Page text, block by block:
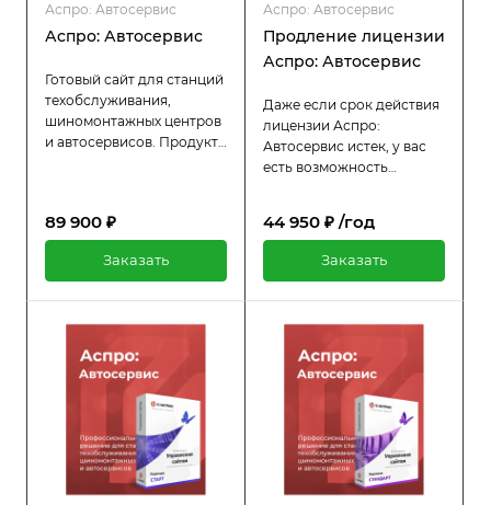
Аспро: Автосервис
Аспро: Автосервис
Готовый сайт для станций
техобслуживания,
шиномонтажных центров
и автосервисов. Продукт
Дизайн и функционал
готового решения
созданы с учетом
89 900 ₽
Заказать
Аспро: Автосервис
Продление лицензии
Аспро: Автосервис
Даже если срок действия
лицензии Аспро:
Автосервис истек, у вас
есть возможность
оригинальной цены. Пока
обновлениями и
технической поддержкой.
44 950 ₽ /год
Заказать